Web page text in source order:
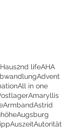
2nd lifeAHA
Advent
All in one
Amaryllis
ArmbandAstrid
Augsburg
AuszeitAutorität